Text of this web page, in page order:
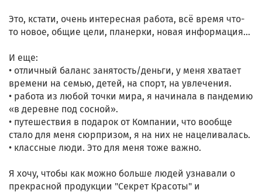
Это, кстати, очень интересная работа, всё время что-
то новое, общие цели, планерки, новая информация…
И еще:
• отличный баланс занятость/деньги, у меня хватает
времени на семью, детей, на спорт, на увлечения.
• работа из любой точки мира, я начинала в пандемию
«в деревне под сосной».
• путешествия в подарок от Компании, что вообще
стало для меня сюрпризом, я на них не нацеливалась.
• классные люди. Это для меня тоже важно.
Я хочу, чтобы как можно больше людей узнавали о
прекрасной продукции "Секрет Красоты" и